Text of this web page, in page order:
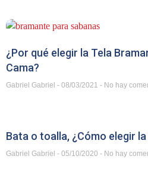
¿Por qué elegir la Tela
Cama?
Gabriel Gabriel 08/03/2021 No hay
Bata o toalla, ¿Cómo elegir
Gabriel Gabriel 05/10/2020 No hay